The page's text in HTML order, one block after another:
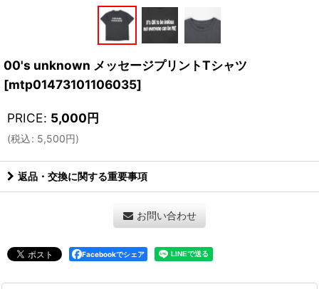
00's unknown メッセージプリントTシャツ
[mtp01473101106035]
PRICE: 5,000円
(税込: 5,500円)
返品・交換に関する重要事項
お問い合わせ
Facebookでシェア